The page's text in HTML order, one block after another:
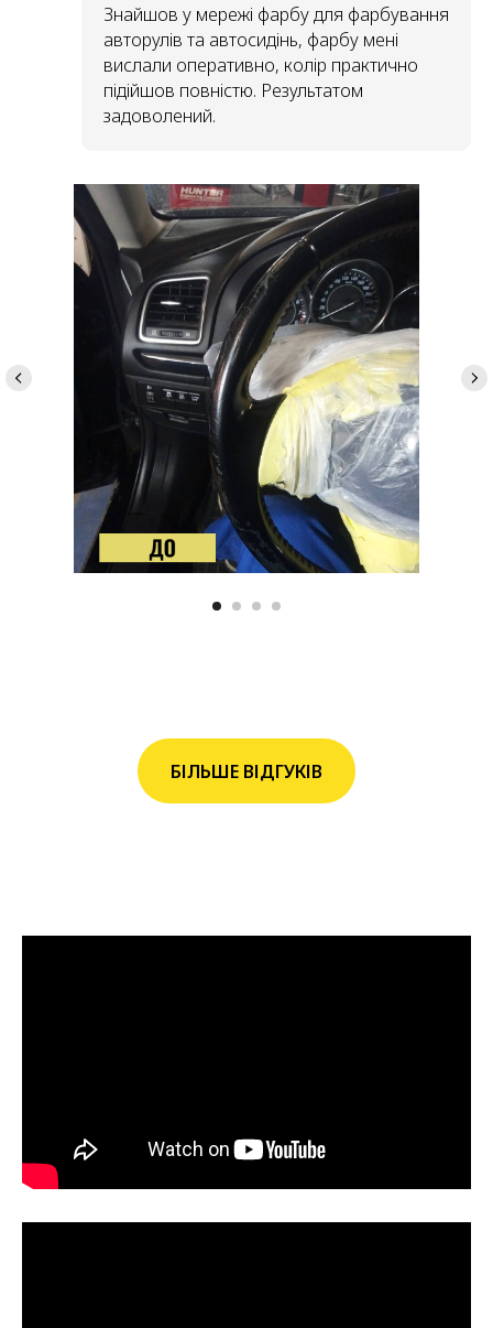
Знайшов у мережі фарбу для фарбування
авторулів та автосидінь, фарбу мені
вислали оперативно, колір практично
підійшов повністю. Результатом
задоволений.
БІЛЬШЕ ВІДГУКІВ